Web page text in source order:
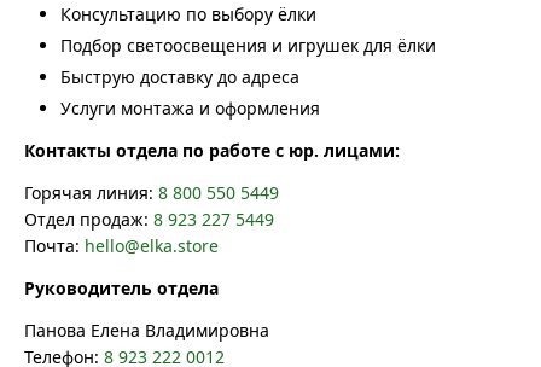
Консультацию по выбору ёлки
Подбор светоосвещения и игрушек для ёлки
Быструю доставку до адреса
Услуги монтажа и оформления
Контакты отдела по работе с юр. лицами:
Горячая линия: 8 800 550 5449
Отдел продаж: 8 923 227 5449
Почта: hello@elka.store
Руководитель отдела
Панова Елена Владимировна
Телефон: 8 923 222 0012